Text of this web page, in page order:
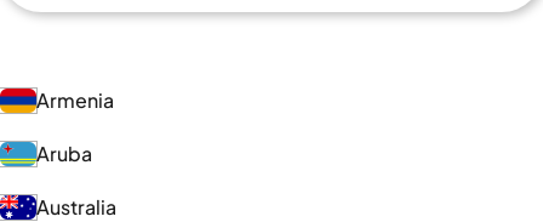
Armenia
Aruba
Australia